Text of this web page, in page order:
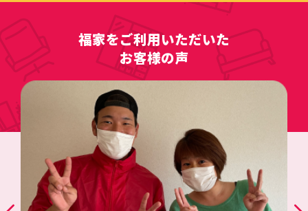
福家をご利用いただいた
お客様の声